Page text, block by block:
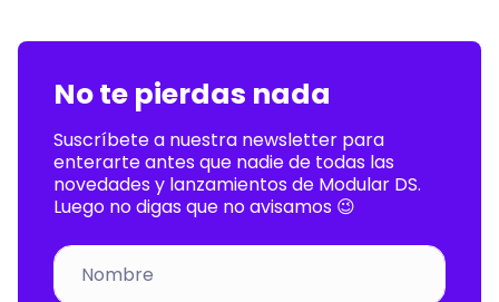
No te pierdas nada
Suscríbete a nuestra newsletter para
enterarte antes que nadie de todas las
novedades y lanzamientos de Modular DS.
Luego no digas que no avisamos 😉